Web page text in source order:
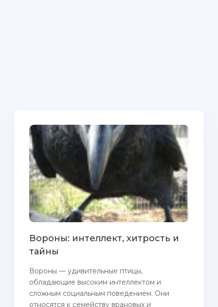
Вороны: интеллект, хитрость и
тайны
Вороны — удивительные птицы,
обладающие высоким интеллектом и
сложным социальным поведением. Они
относятся к семейству врановых и